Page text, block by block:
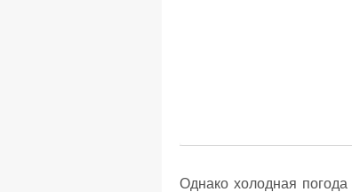
Однако холодная